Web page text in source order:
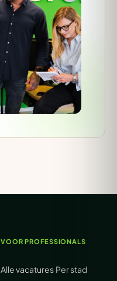
VOOR PROFESSIONALS
Alle vacatures Per stad